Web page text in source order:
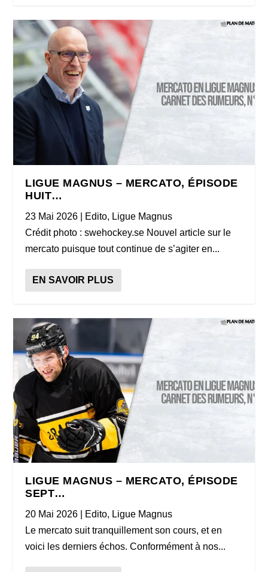
LIGUE MAGNUS – MERCATO, ÉPISODE
HUIT…
23 Mai 2026 Edito, Ligue Magnus
Crédit photo : swehockey.se Nouvel article sur le
mercato puisque tout continue de s’agiter en...
EN SAVOIR PLUS
LIGUE MAGNUS – MERCATO, ÉPISODE
SEPT…
20 Mai 2026 Edito, Ligue Magnus
Le mercato suit tranquillement son cours, et en
voici les derniers échos. Conformément à nos...